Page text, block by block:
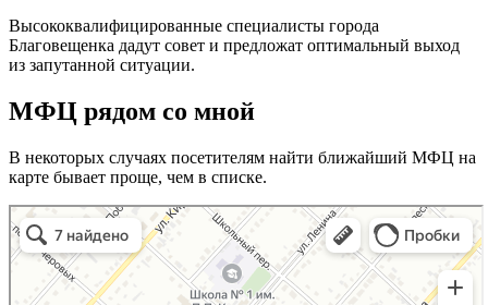
Высококвалифицированные специалисты города
Благовещенка дадут совет и предложат оптимальный выход
из запутанной ситуации.
МФЦ рядом со мной
В некоторых случаях посетителям найти ближайший МФЦ на
карте бывает проще, чем в списке.